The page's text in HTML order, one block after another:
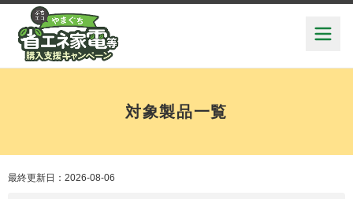
対象製品一覧
最終更新日：2026-08-06